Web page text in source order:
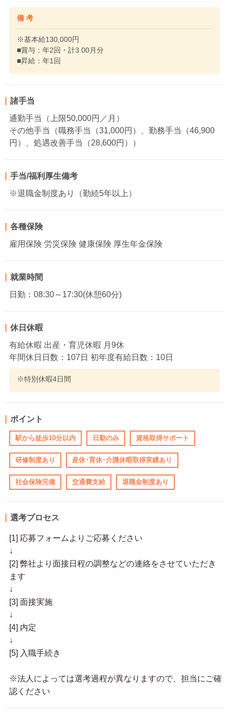
備 考
※基本給130,000円
■賞与：年2回・計3.00月分
■昇給：年1回
諸手当
通勤手当（上限50,000円／月）
その他手当（職務手当（31,000円）、勤務手当（46,900
円）、処遇改善手当（28,600円））
手当/福利厚生備考
※退職金制度あり（勤続5年以上）
各種保険
雇用保険 労災保険 健康保険 厚生年金保険
就業時間
日勤：08:30～17:30(休憩60分)
休日休暇
有給休暇 出産・育児休暇 月9休
年間休日日数：107日 初年度有給日数：10日
※特別休暇4日間
ポイント
駅から徒歩10分以内 日勤のみ 資格取得サポート
研修制度あり 産休･育休･介護休暇取得実績あり
社会保険完備 交通費支給 退職金制度あり
選考プロセス
[1] 応募フォームよりご応募ください
↓
[2] 弊社より面接日程の調整などの連絡をさせていただき
ます
↓
[3] 面接実施
↓
[4] 内定
↓
[5] 入職手続き
※法人によっては選考過程が異なりますので、担当にご確
認ください